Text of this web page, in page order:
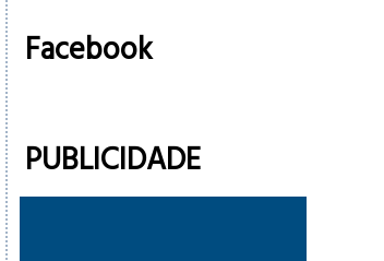
Facebook
PUBLICIDADE